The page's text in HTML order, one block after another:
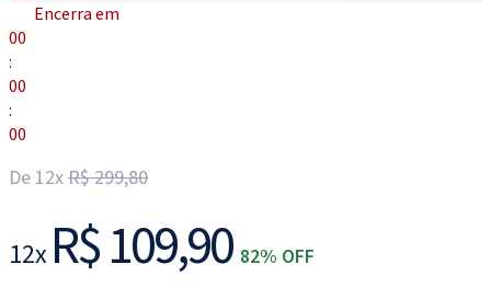
Encerra em
00
:
00
:
00
De 12xR$ 299,80
12x R$ 109,90 82% OFF